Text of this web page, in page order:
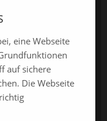
eine Webseite
auf sichere
Die Webseite